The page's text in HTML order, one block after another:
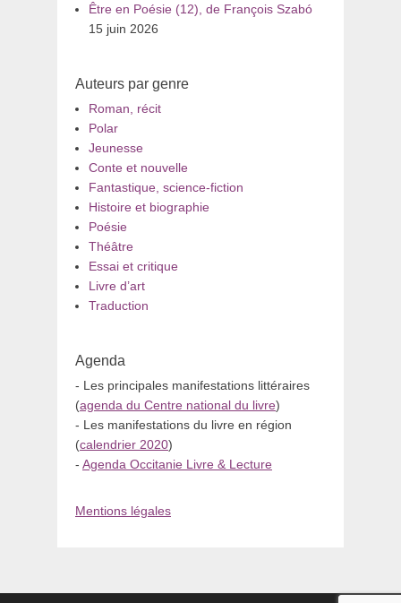
Être en Poésie (12), de François Szabó
15 juin 2026
Auteurs par genre
Roman, récit
Polar
Jeunesse
Conte et nouvelle
Fantastique, science-fiction
Histoire et biographie
Poésie
Théâtre
Essai et critique
Livre d’art
Traduction
Agenda
- Les principales manifestations littéraires
(agenda du Centre national du livre)
- Les manifestations du livre en région
(calendrier 2020)
- Agenda Occitanie Livre & Lecture
Mentions légales